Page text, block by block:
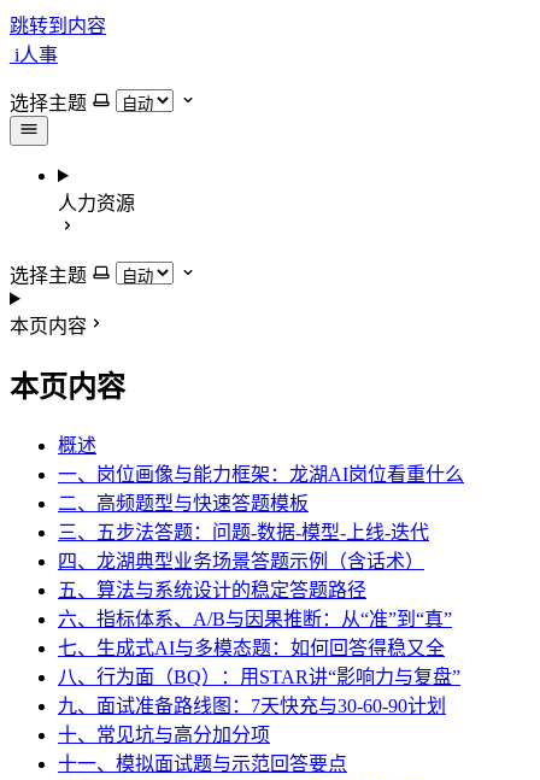
跳转到内容
i人事
选择主题
人力资源
选择主题
本页内容
本页内容
概述
一、岗位画像与能力框架：龙湖AI岗位看重什么
二、高频题型与快速答题模板
三、五步法答题：问题-数据-模型-上线-迭代
四、龙湖典型业务场景答题示例（含话术）
五、算法与系统设计的稳定答题路径
六、指标体系、A/B与因果推断：从“准”到“真”
七、生成式AI与多模态题：如何回答得稳又全
八、行为面（BQ）：用STAR讲“影响力与复盘”
九、面试准备路线图：7天快充与30-60-90计划
十、常见坑与高分加分项
十一、模拟面试题与示范回答要点